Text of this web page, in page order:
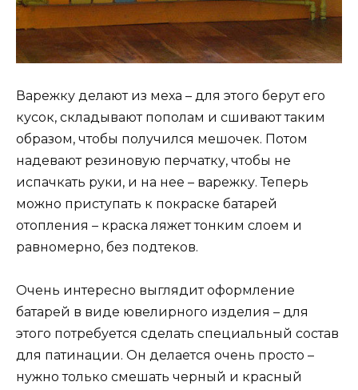
Варежку делают из меха – для этого берут его
кусок, складывают пополам и сшивают таким
образом, чтобы получился мешочек. Потом
надевают резиновую перчатку, чтобы не
испачкать руки, и на нее – варежку. Теперь
можно приступать к покраске батарей
отопления – краска ляжет тонким слоем и
равномерно, без подтеков.
Очень интересно выглядит оформление
батарей в виде ювелирного изделия – для
этого потребуется сделать специальный состав
для патинации. Он делается очень просто –
нужно только смешать черный и красный